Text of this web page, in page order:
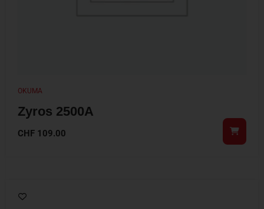
OKUMA
Zyros 2500A
CHF 109.00